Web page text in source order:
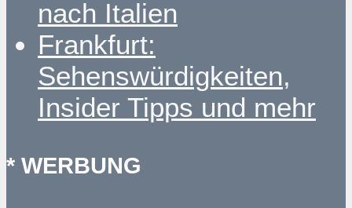
nach Italien
Frankfurt:
Sehenswürdigkeiten,
Insider Tipps und mehr
* WERBUNG